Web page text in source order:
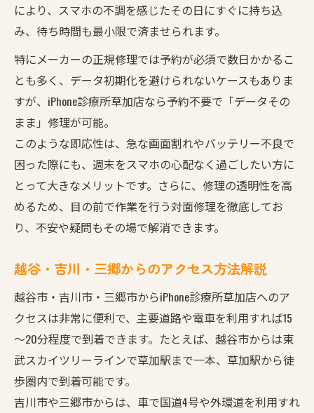
により、スマホの不調を感じたその日にすぐに持ち込
み、待ち時間も最小限で済ませられます。
特にメーカーの正規修理では予約が必須で数日かかるこ
とも多く、データ初期化を避けられないケースもありま
すが、iPhone診療所草加店なら予約不要で「データその
まま」修理が可能。
このような即応性は、急な画面割れやバッテリー不良で
困った際にも、週末をスマホの心配なく過ごしたい方に
とって大きなメリットです。さらに、修理の透明性を高
めるため、目の前で作業を行う対面修理を徹底してお
り、不安や疑問もその場で解消できます。
越谷・吉川・三郷からのアクセス方法解説
越谷市・吉川市・三郷市からiPhone診療所草加店へのア
クセスは非常に便利で、主要道路や電車を利用すれば15
～20分程度で到着できます。たとえば、越谷市からは東
武スカイツリーラインで草加駅まで一本、草加駅から徒
歩圏内で到着可能です。
吉川市や三郷市からは、車で国道4号や外環道を利用すれ